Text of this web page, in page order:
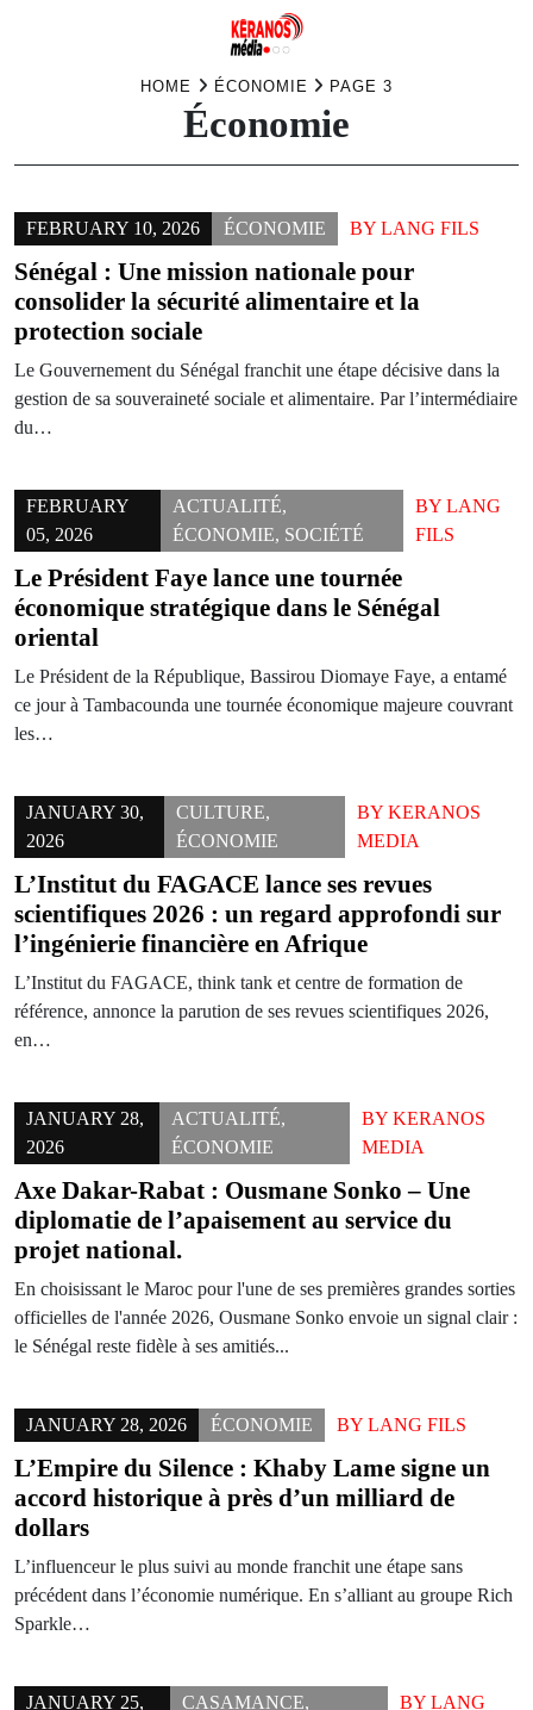
HOME ÉCONOMIE PAGE 3
Économie
FEBRUARY 10, 2026 ÉCONOMIE BY LANG FILS
Sénégal : Une mission nationale pour
consolider la sécurité alimentaire et la
protection sociale
Le Gouvernement du Sénégal franchit une étape décisive dans la
gestion de sa souveraineté sociale et alimentaire. Par l’intermédiaire
du…
FEBRUARY
05, 2026
ACTUALITÉ,
ÉCONOMIE, SOCIÉTÉ
BYLANG
FILS
Le Président Faye lance une tournée
économique stratégique dans le Sénégal
oriental
Le Président de la République, Bassirou Diomaye Faye, a entamé
ce jour à Tambacounda une tournée économique majeure couvrant
les…
JANUARY 30,
2026
CULTURE,
ÉCONOMIE
BY KERANOS
MEDIA
L’Institut du FAGACE lance ses revues
scientifiques 2026 : un regard approfondi sur
l’ingénierie financière en Afrique
L’Institut du FAGACE, think tank et centre de formation de
référence, annonce la parution de ses revues scientifiques 2026,
en…
JANUARY 28,
2026
ACTUALITÉ,
ÉCONOMIE
BYKERANOS
MEDIA
Axe Dakar-Rabat : Ousmane Sonko – Une
diplomatie de l’apaisement au service du
projet national.
En choisissant le Maroc pour l'une de ses premières grandes sorties
officielles de l'année 2026, Ousmane Sonko envoie un signal clair :
le Sénégal reste fidèle à ses amitiés...
JANUARY 28, 2026 ÉCONOMIE BY LANG FILS
L’Empire du Silence : Khaby Lame signe un
accord historique à près d’un milliard de
dollars
L’influenceur le plus suivi au monde franchit une étape sans
précédent dans l’économie numérique. En s’alliant au groupe Rich
Sparkle…
JANUARY 25,
CASAMANCE,
BYLANG